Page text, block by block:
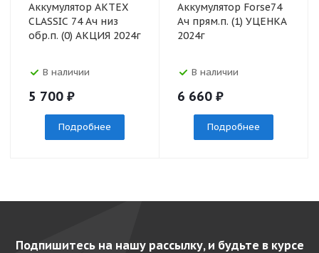
Аккумулятор АКТЕХ
CLASSIC 74 Ач низ
обр.п. (0) АКЦИЯ 2024г
В наличии
5 700 ₽
Подробнее
Аккумулятор Forse74
Ач прям.п. (1) УЦЕНКА
2024г
В наличии
6 660 ₽
Подробнее
Подпишитесь на нашу рассылку, и будьте в курсе